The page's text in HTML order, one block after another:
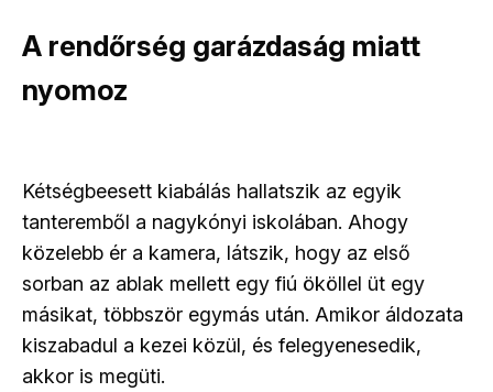
A rendőrség garázdaság miatt
nyomoz
Kétségbeesett kiabálás hallatszik az egyik
tanteremből a nagykónyi iskolában. Ahogy
közelebb ér a kamera, látszik, hogy az első
sorban az ablak mellett egy fiú ököllel üt egy
másikat, többször egymás után. Amikor áldozata
kiszabadul a kezei közül, és felegyenesedik,
akkor is megüti.